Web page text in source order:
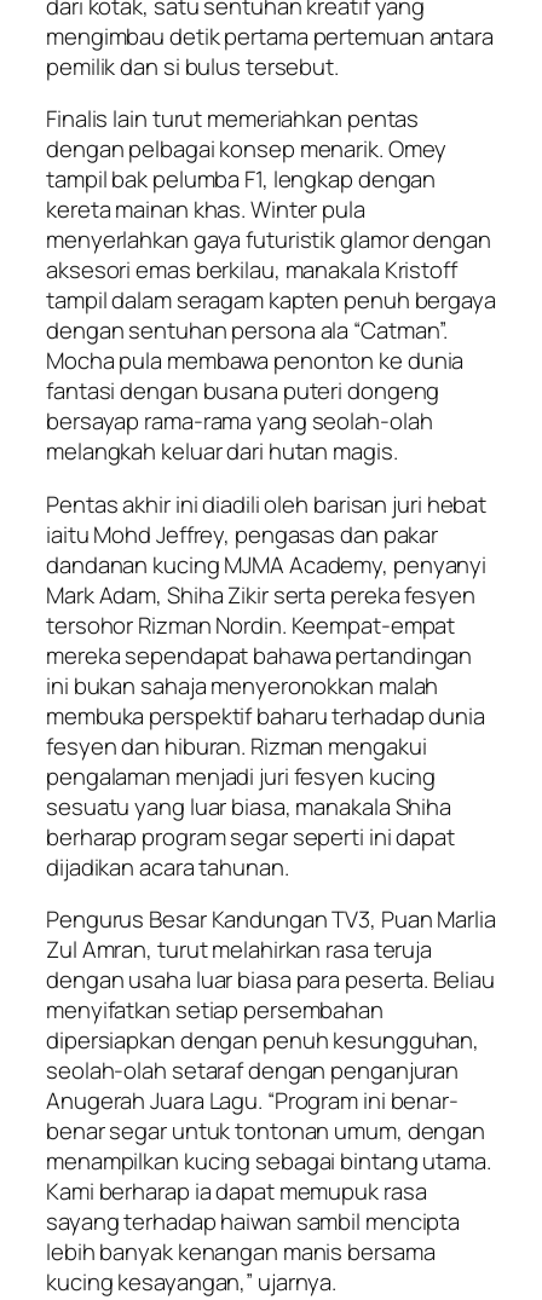
mengimbau detik pertama pertemuan antara
pemilik dan si bulus tersebut.
Finalis lain turut memeriahkan pentas
dengan pelbagai konsep menarik. Omey
tampil bak pelumba F1, lengkap dengan
kereta mainan khas. Winter pula
menyerlahkan gaya futuristik glamor dengan
aksesori emas berkilau, manakala Kristoff
tampil dalam seragam kapten penuh bergaya
dengan sentuhan persona ala “Catman”.
Mocha pula membawa penonton ke dunia
fantasi dengan busana puteri dongeng
bersayap rama-rama yang seolah-olah
melangkah keluar dari hutan magis.
Pentas akhir ini diadili oleh barisan juri hebat
iaitu Mohd Jeffrey, pengasas dan pakar
dandanan kucing MJMA Academy, penyanyi
Mark Adam, Shiha Zikir serta pereka fesyen
tersohor Rizman Nordin. Keempat-empat
mereka sependapat bahawa pertandingan
ini bukan sahaja menyeronokkan malah
membuka perspektif baharu terhadap dunia
fesyen dan hiburan. Rizman mengakui
pengalaman menjadi juri fesyen kucing
sesuatu yang luar biasa, manakala Shiha
berharap program segar seperti ini dapat
dijadikan acara tahunan.
Pengurus Besar Kandungan TV3, Puan Marlia
Zul Amran, turut melahirkan rasa teruja
dengan usaha luar biasa para peserta. Beliau
menyifatkan setiap persembahan
dipersiapkan dengan penuh kesungguhan,
seolah-olah setaraf dengan penganjuran
Anugerah Juara Lagu. “Program ini benar-
benar segar untuk tontonan umum, dengan
menampilkan kucing sebagai bintang utama.
Kami berharap ia dapat memupuk rasa
sayang terhadap haiwan sambil mencipta
lebih banyak kenangan manis bersama
kucing kesayangan,” ujarnya.